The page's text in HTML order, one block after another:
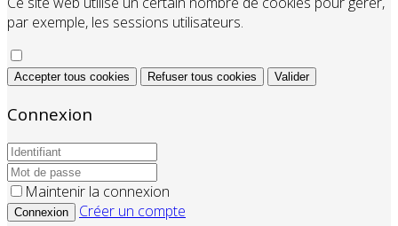
par exemple, les sessions utilisateurs.
Accepter tous cookies Refuser tous cookies Valider
Connexion
Maintenir la connexion
Connexion
Créer un compte